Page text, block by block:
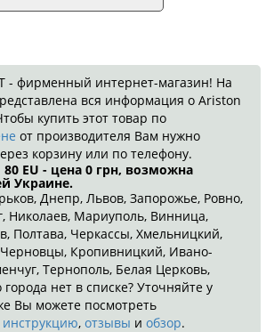
- фирменный интернет-магазин! На
вся информация о Ariston
купить этот товар по
от производителя Вам нужно
корзину или по телефону.
EU - цена 0 грн, возможна
Украине.
Днепр, Львов, Запорожье, Ровно,
Николаев, Мариуполь, Винница,
Полтава, Черкассы, Хмельницкий,
Кропивницкий, Ивано-
Тернополь, Белая Церковь,
нет в списке? Уточняйте у
Вы можете посмотреть
инструкцию, отзывы и обзор.